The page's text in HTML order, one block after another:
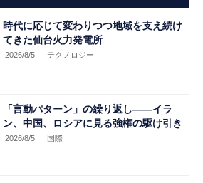
時代に応じて変わりつつ地域を支え続け
てきた仙台火力発電所
2026/8/5 .テクノロジー
「言動パターン」の繰り返し――イラ
ン、中国、ロシアに見る強権の駆け引き
2026/8/5 .国際